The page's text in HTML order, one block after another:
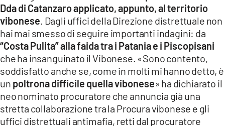
Dda di Catanzaro applicato, appunto, al territorio
vibonese . Dagli uffici della Direzione distrettuale non
hai mai smesso di seguire importanti indagini: da
“Costa Pulita” alla faida tra i Patania e i Piscopisani
che ha insanguinato il Vibonese. «Sono contento,
soddisfatto anche se, come in molti mi hanno detto, è
un poltrona difficile quella vibonese» ha dichiarato il
neo nominato procuratore che annuncia già una
stretta collaborazione tra la Procura vibonese e gli
uffici distrettuali antimafia, retti dal procuratore